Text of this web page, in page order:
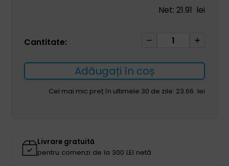
Net: 21.91 lei
Cantitate:
Cantitate
citologic
150ml
Adăugați în coș
Cel mai mic preț în ultimele 30 de zile: 23.66 lei
Livrare gratuită
pentru comenzi de la 300 LEI netă